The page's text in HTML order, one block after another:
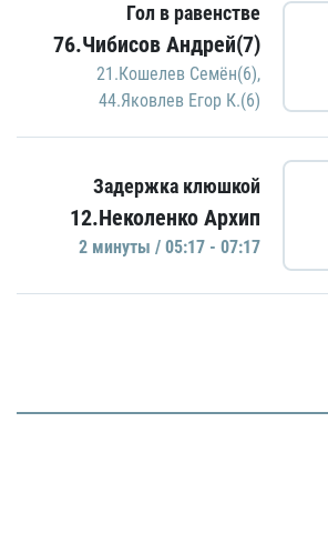
Гол в равенстве
76.Чибисов Андрей(7)
21.Кошелев Семён(6),
44.Яковлев Егор К.(6)
Задержка клюшкой
12.Неколенко Архип
2 минуты / 05:17 - 07:17